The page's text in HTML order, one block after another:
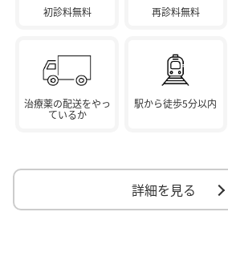
初診料無料 再診料無料
治療薬の配送をやっ
ているか
駅から徒歩5分以内
詳細を見る